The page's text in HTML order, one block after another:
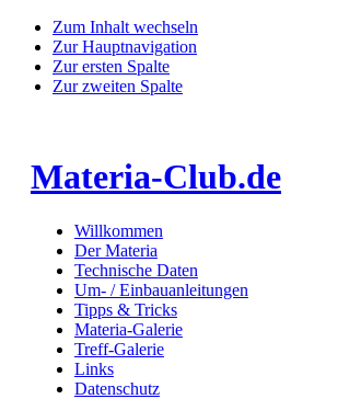
Zum Inhalt wechseln
Zur Hauptnavigation
Zur ersten Spalte
Zur zweiten Spalte
Materia-Club.de
Willkommen
Der Materia
Technische Daten
Um- / Einbauanleitungen
Tipps & Tricks
Materia-Galerie
Treff-Galerie
Links
Datenschutz